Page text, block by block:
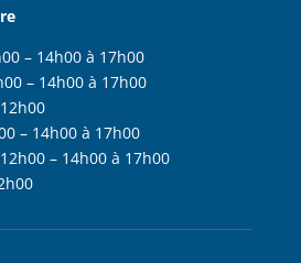
– 14h00 à 17h00
– 14h00 à 17h00
– 14h00 à 17h00
– 14h00 à 17h00